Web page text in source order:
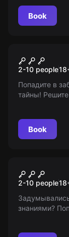
пришельцы?
Book
Выжить
2-10 people18
Попадите в
тайны!
Book
Wow
2-10 people18
знаниями?